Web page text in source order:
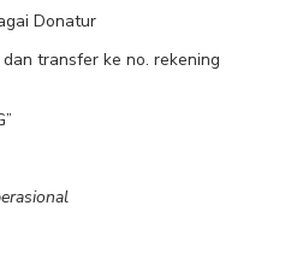
Donatur
transfer ke no. rekening